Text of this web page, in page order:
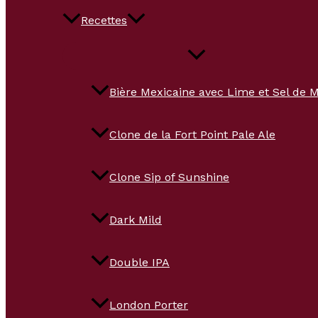
Recettes
Bière Mexicaine avec Lime et Sel de
Clone de la Fort Point Pale Ale
Clone Sip of Sunshine
Dark Mild
Double IPA
London Porter